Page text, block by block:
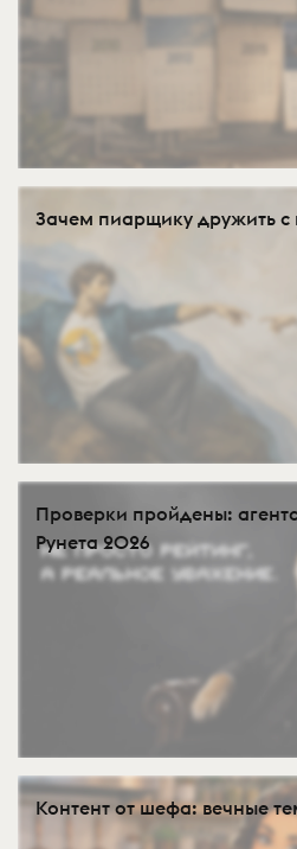
Зачем пиарщику дружить
Проверки пройдены:
Рунета 2026
Контент от шефа: вечные